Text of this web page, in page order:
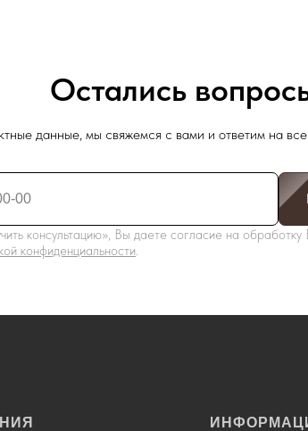
Остались
данные, мы свяжемся с вами и ответим на
консультацию», Вы даете согласие на
конфиденциальности.